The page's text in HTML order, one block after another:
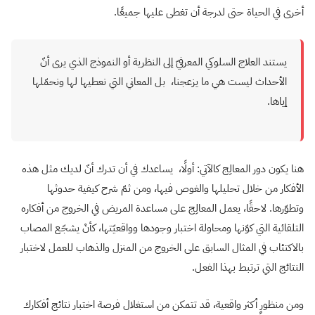
أخرى في الحياة حتى لدرجة أن تغطى عليها جميعًا.
يستند العلاج السلوكي المعرفيّ إلى النظرية أو النموذج الذي يرى أنّ
الأحداث ليست هي ما يزعجنا، بل المعاني التي نعطيها لها ونحمّلها
إياها.
هنا يكون دور المعالِج كالآتي: أولًا، يساعدك في أن تدرك أنّ لديك مثل هذه
الأفكار من خلال تحليلها والغوص فيها، ومن ثمّ شرح كيفية حدوثها
وتطوّرها. لاحقًا، يعمل المعالِج على مساعدة المريض في الخروج من أفكاره
التلقائية التي كوّنها ومحاولة اختبار وجودها وواقعيّتها، كأنْ يشجّع المصاب
بالاكتئاب في المثال السابق على الخروج من المنزل والذهاب للعمل لاختبار
النتائج التي ترتبط بهذا الفعل.
ومن منظورٍ أكثر واقعية، قد تتمكن من استغلال فرصة اختبار نتائج أفكارك